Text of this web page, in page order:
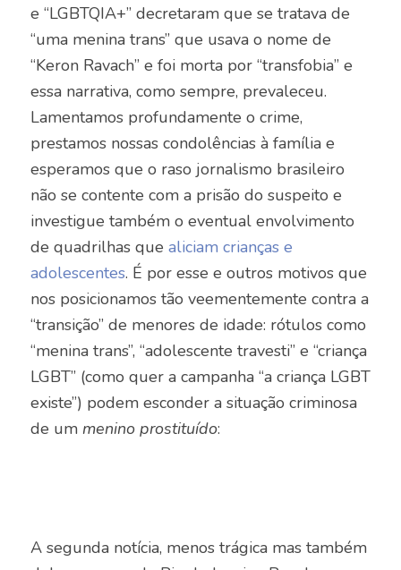
e “LGBTQIA+” decretaram que se tratava de
“uma menina trans” que usava o nome de
“Keron Ravach” e foi morta por “transfobia” e
essa narrativa, como sempre, prevaleceu.
Lamentamos profundamente o crime,
prestamos nossas condolências à família e
esperamos que o raso jornalismo brasileiro
não se contente com a prisão do suspeito e
investigue também o eventual envolvimento
de quadrilhas que aliciam crianças e
adolescentes. É por esse e outros motivos que
nos posicionamos tão veementemente contra a
“transição” de menores de idade: rótulos como
“menina trans”, “adolescente travesti” e “criança
LGBT” (como quer a campanha “a criança LGBT
existe”) podem esconder a situação criminosa
de um menino prostituído:
A segunda notícia, menos trágica mas também